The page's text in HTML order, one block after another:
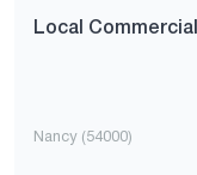
Local
Nancy (54000)